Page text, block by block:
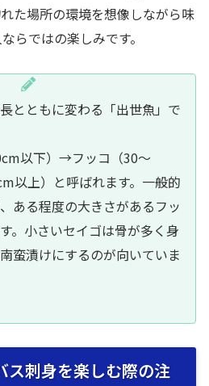
た場所の環境を想像しながら味
らではの楽しみです。
とともに変わる「出世魚」で
以下）→フッコ（30〜
以上）と呼ばれます。一般的
ある程度の大きさがあるフッ
。小さいセイゴは骨が多く身
蛮漬けにするのが向いていま
ス刺身を楽しむ際の注